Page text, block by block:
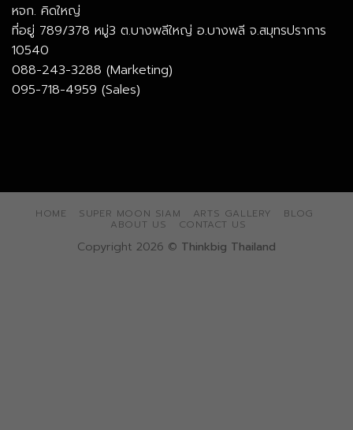
หจก. คิดใหญ่
ที่อยู่ 789/378 หมู่3 ต.บางพลีใหญ่ อ.บางพลี จ.สมุทรปราการ
10540
088-243-3288 (Marketing)
095-718-4959 (Sales)
HOME SUPER MOON SIAM ARTS GALLERY BLOG
ABOUT US CONTACT US
Copyright 2026 © Thinkbig Thailand